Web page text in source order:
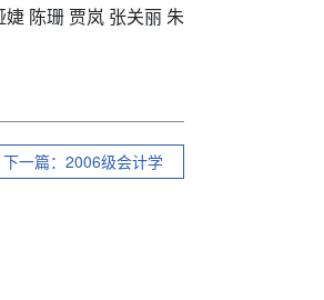
婕 陈珊 贾岚 张关丽 朱
下一篇：2006级会计学